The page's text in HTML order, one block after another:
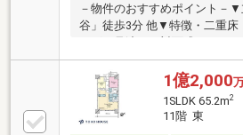
－物件のおすすめポイント－
谷」徒歩3分 他▼特徴・二重床
一体利用可能・回遊性を高め
ススペースは多用途に活用可
窓)・オートロック・TVモニ
年6月室内リフォーム内容【交
面化粧台、トイレ 等【張替】
1億2,000
1SLDK 65.2m2
11階 東